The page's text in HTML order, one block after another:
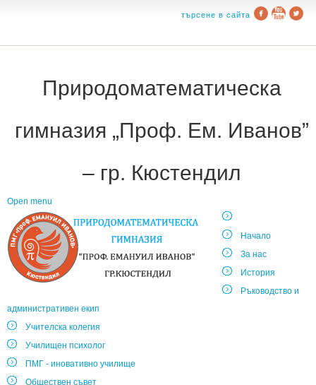
търсене в сайта
Природоматематическа
гимназия „Проф. Ем. Иванов”
– гр. Кюстендил
Open menu
Начало
За нас
История
Ръководство и
административен екип
Учителска колегия
Училищен психолог
ПМГ - иновативно училище
Обществен съвет